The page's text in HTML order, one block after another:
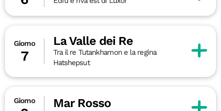
Giorno
7
La Valle dei Re
Tra il re Tutankhamon e la regina
Hatshepsut
Giorno Mar Rosso